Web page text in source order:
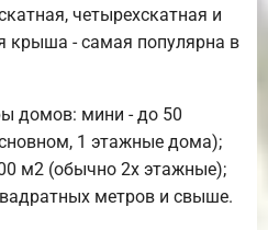
четырехскатная и
крыша - самая популярна в
домов: мини - до 50
1 этажные дома);
м2 (обычно 2х этажные);
метров и свыше.